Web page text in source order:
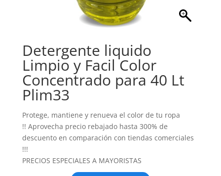
Detergente liquido
Limpio y Facil Color
Concentrado para 40 Lt
Plim33
Protege, mantiene y renueva el color de tu ropa
!! Aprovecha precio rebajado hasta 300% de
descuento en comparación con tiendas comerciales
!!!
PRECIOS ESPECIALES A MAYORISTAS